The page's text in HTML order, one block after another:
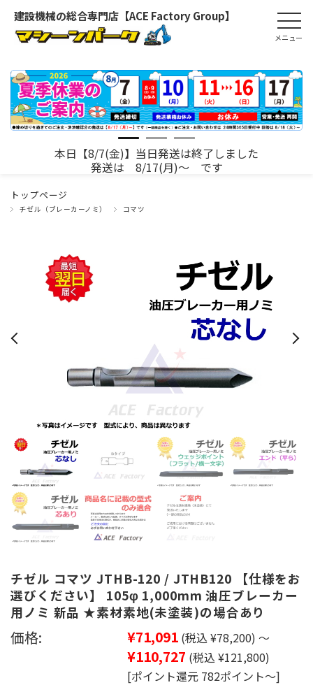
建設機械の総合専門店【ACE Factory Group】
本日【8/7(金)】当日発送は終了しました
発送は 8/17(月)～ です
トップページ
チゼル（ブレーカーノミ） コマツ
チゼル コマツ JTHB-120 / JTHB120 【仕様をお
選びください】 105φ 1,000mm 油圧ブレーカー
用ノミ 新品 ★素材素地(未塗装)の場合あり
価格: ¥71,091 (税込 ¥78,200) ～
¥110,727 (税込 ¥121,800)
[ポイント還元 782ポイント～]